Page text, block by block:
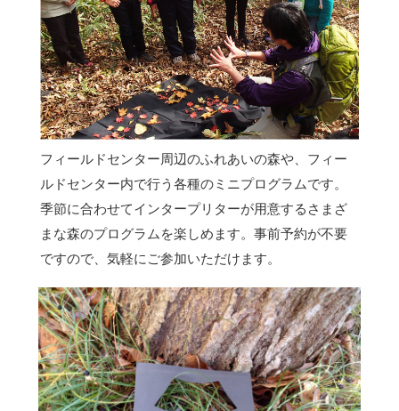
フィールドセンター周辺のふれあいの森や、フィー
ルドセンター内で行う各種のミニプログラムです。
季節に合わせてインタープリターが用意するさまざ
まな森のプログラムを楽しめます。事前予約が不要
ですので、気軽にご参加いただけます。